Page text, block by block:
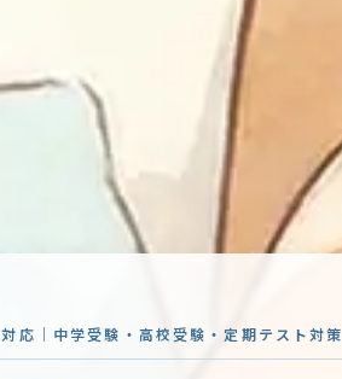
応｜中学受験・高校受験・定期テスト対策